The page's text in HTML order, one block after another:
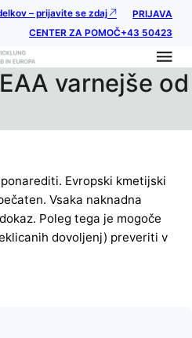
– prijavite se zdaj
PRIJAVA
CENTER ZA POMOČ+43 50423
varnejše od
Evropski kmetijski
Vsaka naknadna
Poleg tega je mogoče
dovoljenj) preveriti v